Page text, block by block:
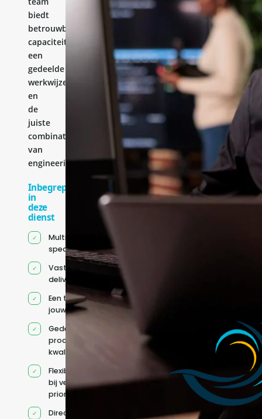
biedt
betrouwbare
capaciteit,
een
gedeelde
werkwijze
en
de
juiste
combinatie
van
engineeringervaring.
Inbegrepen
in
deze
dienst
Multidisciplinaire
specialisten
Vaste
deliverycoördinatie
Een team rond
jouw roadmap
Gedeelde
processen en
kwaliteitsnormen
Flexibele capaciteit
bij veranderende
prioriteiten
Direct contact met